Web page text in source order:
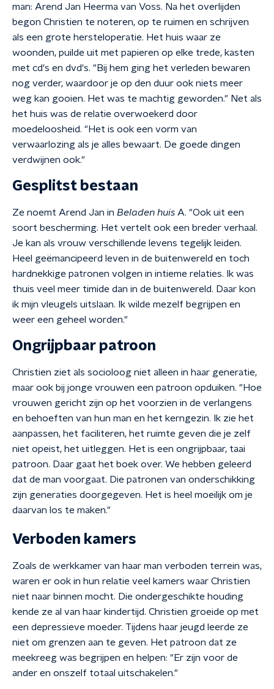
man: Arend Jan Heerma van Voss. Na het overlijden
begon Christien te noteren, op te ruimen en schrijven
als een grote hersteloperatie. Het huis waar ze
woonden, puilde uit met papieren op elke trede, kasten
met cd's en dvd's. "Bij hem ging het verleden bewaren
nog verder, waardoor je op den duur ook niets meer
weg kan gooien. Het was te machtig geworden." Net als
het huis was de relatie overwoekerd door
moedeloosheid. "Het is ook een vorm van
verwaarlozing als je alles bewaart. De goede dingen
verdwijnen ook."
Gesplitst bestaan
Ze noemt Arend Jan in Beladen huis A. "Ook uit een
soort bescherming. Het vertelt ook een breder verhaal.
Je kan als vrouw verschillende levens tegelijk leiden.
Heel geëmancipeerd leven in de buitenwereld en toch
hardnekkige patronen volgen in intieme relaties. Ik was
thuis veel meer timide dan in de buitenwereld. Daar kon
ik mijn vleugels uitslaan. Ik wilde mezelf begrijpen en
weer een geheel worden."
Ongrijpbaar patroon
Christien ziet als socioloog niet alleen in haar generatie,
maar ook bij jonge vrouwen een patroon opduiken. "Hoe
vrouwen gericht zijn op het voorzien in de verlangens
en behoeften van hun man en het kerngezin. Ik zie het
aanpassen, het faciliteren, het ruimte geven die je zelf
niet opeist, het uitleggen. Het is een ongrijpbaar, taai
patroon. Daar gaat het boek over. We hebben geleerd
dat de man voorgaat. Die patronen van onderschikking
zijn generaties doorgegeven. Het is heel moeilijk om je
daarvan los te maken."
Verboden kamers
Zoals de werkkamer van haar man verboden terrein was,
waren er ook in hun relatie veel kamers waar Christien
niet naar binnen mocht. Die ondergeschikte houding
kende ze al van haar kindertijd. Christien groeide op met
een depressieve moeder. Tijdens haar jeugd leerde ze
niet om grenzen aan te geven. Het patroon dat ze
meekreeg was begrijpen en helpen: "Er zijn voor de
ander en onszelf totaal uitschakelen."